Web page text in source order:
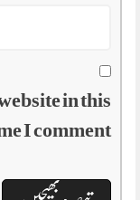
in this
I comment.